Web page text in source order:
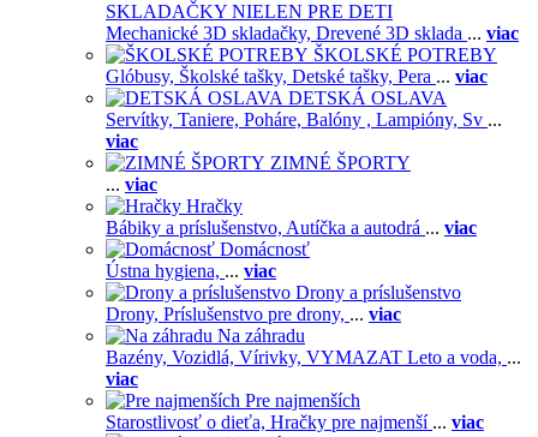
SKLADAČKY NIELEN PRE DETI
Mechanické 3D skladačky, Drevené 3D sklada ... viac
ŠKOLSKÉ POTREBY
Glóbusy, Školské tašky, Detské tašky, Pera ... viac
DETSKÁ OSLAVA
Servítky, Taniere, Poháre, Balóny , Lampióny, Sv ...
viac
ZIMNÉ ŠPORTY
... viac
Hračky
Bábiky a príslušenstvo, Autíčka a autodrá ... viac
Domácnosť
Ústna hygiena, ... viac
Drony a príslušenstvo
Drony, Príslušenstvo pre drony, ... viac
Na záhradu
Bazény, Vozidlá, Vírivky, VYMAZAT Leto a voda, ...
viac
Pre najmenších
Starostlivosť o dieťa, Hračky pre najmenší ... viac